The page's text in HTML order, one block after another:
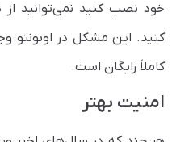
خود نصب کنید نمی‌توانید
کنید. این مشکل در اوبونتو
کاملاً رایگان است.
امنیت بهتر